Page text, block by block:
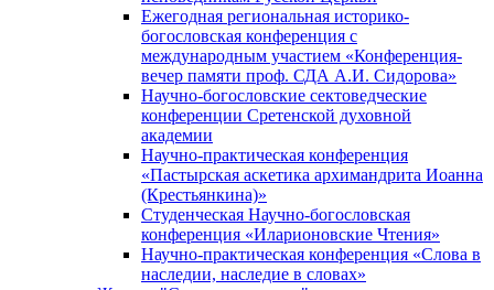
Ежегодная региональная историко-
богословская конференция с
международным участием «Конференция-
вечер памяти проф. СДА А.И. Сидорова»
Научно-богословские сектоведческие
конференции Сретенской духовной
академии
Научно-практическая конференция
«Пастырская аскетика архимандрита Иоанна
(Крестьянкина)»
Студенческая Научно-богословская
конференция «Иларионовские Чтения»
Научно-практическая конференция «Cлова в
наследии, наследие в словах»